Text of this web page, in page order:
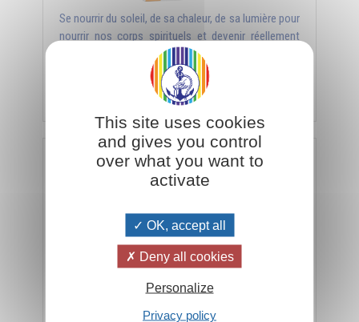
Se nourrir du soleil, de sa chaleur, de sa lumière pour
nourrir nos corps spirituels et devenir réellement
3,50€
La nouvelle religion : solaire et universelle (Tome 1)
This site uses cookies
and gives you control
over what you want to
activate
OK, accept all
Deny all cookies
Personalize
Privacy policy